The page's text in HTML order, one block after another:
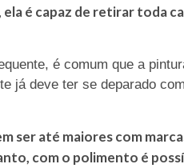
é capaz de retirar toda
é comum que a
já deve ter se deparado
ser até maiores com
com o polimento é